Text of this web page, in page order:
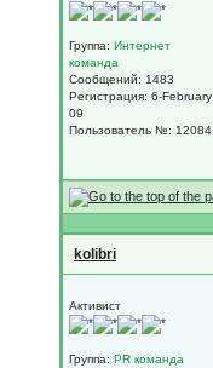
Группа: Интернет
команда
Сообщений: 1483
Регистрация: 6-February
09
Пользователь №: 12084
kolibri
Активист
Группа: PR команда